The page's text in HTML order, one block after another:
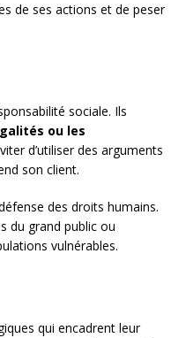
de ses actions et de peser
sociale. Ils
ou les
d’utiliser des arguments
son client.
des droits humains.
du grand public ou
vulnérables.
qui encadrent leur